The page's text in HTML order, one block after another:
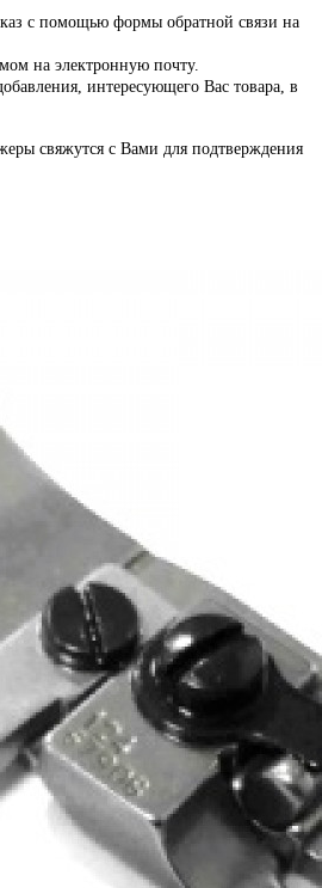
с помощью формы обратной связи на
на электронную почту.
интересующего Вас товара, в
свяжутся с Вами для подтверждения